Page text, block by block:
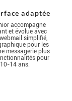
adaptée
accompagne
et évolue avec
simplifié,
pour les
messagerie plus
pour
10-14 ans.